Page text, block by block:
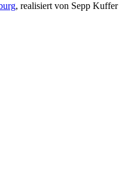
, realisiert von Sepp Kuffer